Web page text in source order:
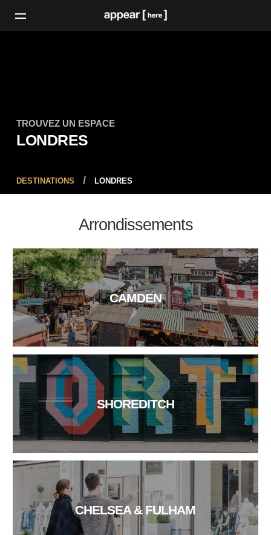
TROUVEZ UN ESPACE
LONDRES
DESTINATIONS LONDRES
Arrondissements
CAMDEN
SHOREDITCH
CHELSEA & FULHAM